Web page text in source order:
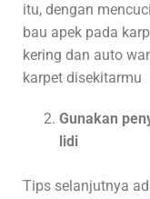
itu, dengan
bau apek pada
kering dan auto
karpet disekitarmu
Gunakan
lidi
Tips selanjutnya